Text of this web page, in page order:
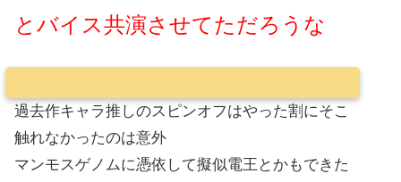
とバイス共演させてただろうな
過去作キャラ推しのスピンオフはやった割にそこ
触れなかったのは意外
マンモスゲノムに憑依して擬似電王とかもできた